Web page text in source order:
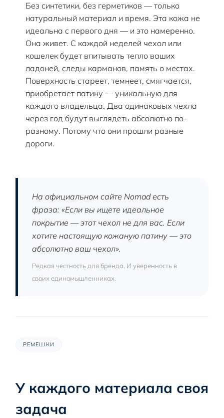
Без синтетики, без герметиков — только
натуральный материал и время. Эта кожа не
идеальна с первого дня — и это намеренно.
Она живет. С каждой неделей чехол или
кошелек будет впитывать тепло ваших
ладоней, следы карманов, память о местах.
Поверхность стареет, темнеет, смягчается,
приобретает патину — уникальную для
каждого владельца. Два одинаковых чехла
через год будут выглядеть абсолютно по-
разному. Потому что они прошли разные
дороги.
На официальном сайте Nomad есть
фраза: «Если вы ищете идеальное
покрытие — этот чехол не для вас. Если
хотите настоящую кожаную патину — это
абсолютно ваш чехол».
Редкая честность для бренда. И уверенность в
своих единомышленниках.
РЕМЕШКИ
У каждого материала своя
задача